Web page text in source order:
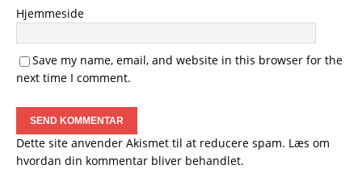
Hjemmeside
Save my name, email, and website in this browser for the
next time I comment.
Dette site anvender Akismet til at reducere spam. Læs om
hvordan din kommentar bliver behandlet.